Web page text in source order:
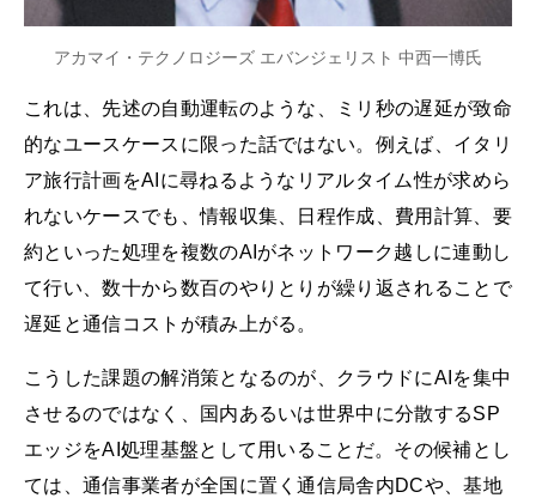
アカマイ・テクノロジーズ エバンジェリスト 中西一博氏
これは、先述の自動運転のような、ミリ秒の遅延が致命
的なユースケースに限った話ではない。例えば、イタリ
ア旅行計画をAIに尋ねるようなリアルタイム性が求めら
れないケースでも、情報収集、日程作成、費用計算、要
約といった処理を複数のAIがネットワーク越しに連動し
て行い、数十から数百のやりとりが繰り返されることで
遅延と通信コストが積み上がる。
こうした課題の解消策となるのが、クラウドにAIを集中
させるのではなく、国内あるいは世界中に分散するSP
エッジをAI処理基盤として用いることだ。その候補とし
ては、通信事業者が全国に置く通信局舎内DCや、基地